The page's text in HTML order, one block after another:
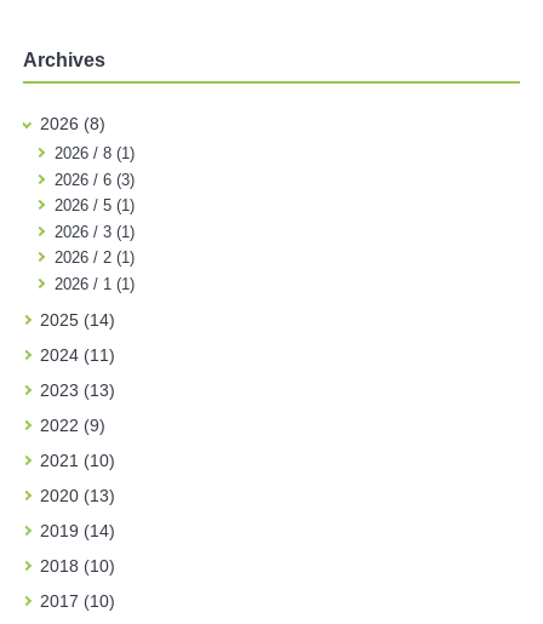
Archives
2026 (8)
2026 / 8 (1)
2026 / 6 (3)
2026 / 5 (1)
2026 / 3 (1)
2026 / 2 (1)
2026 / 1 (1)
2025 (14)
2024 (11)
2023 (13)
2022 (9)
2021 (10)
2020 (13)
2019 (14)
2018 (10)
2017 (10)